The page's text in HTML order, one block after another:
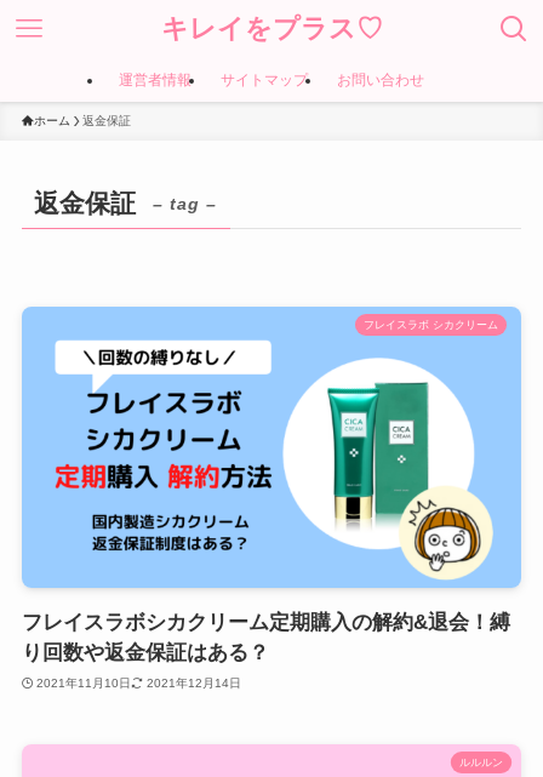
キレイをプラス♡
運営者情報 サイトマップ お問い合わせ
ホーム 返金保証
返金保証 – tag –
フレイスラボ シカクリーム
フレイスラボシカクリーム定期購入の解約&退会！縛
り回数や返金保証はある？
2021年11月10日 2021年12月14日
ルルルン